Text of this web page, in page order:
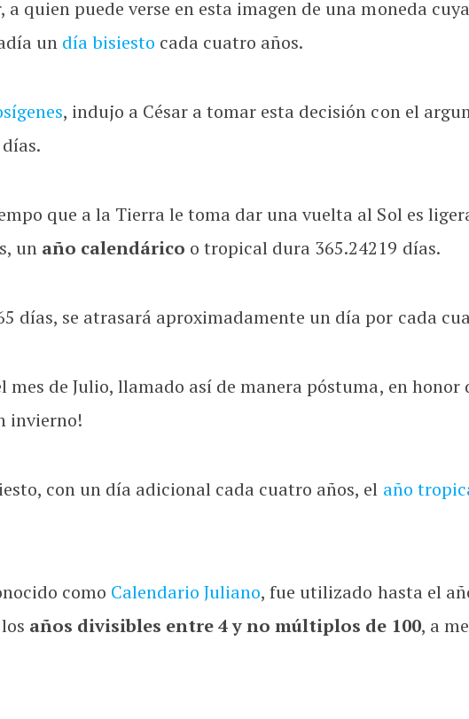
a quien puede verse en esta imagen de una moneda
un día bisiesto cada cuatro años.
, indujo a César a tomar esta decisión con el
que a la Tierra le toma dar una vuelta al Sol es
un año calendárico o tropical dura 365.24219 días.
días, se atrasará aproximadamente un día por cada
mes de Julio, llamado así de manera póstuma, en honor
invierno!
con un día adicional cada cuatro años, el año
como Calendario Juliano, fue utilizado hasta el
años divisibles entre 4 y no múltiplos de 100, a